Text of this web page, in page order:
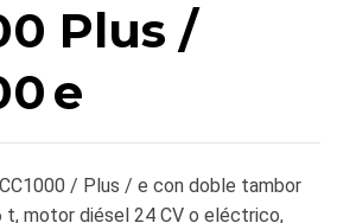
Plus /
e
/ Plus / e con doble tambor
t, motor diésel 24 CV o eléctrico,